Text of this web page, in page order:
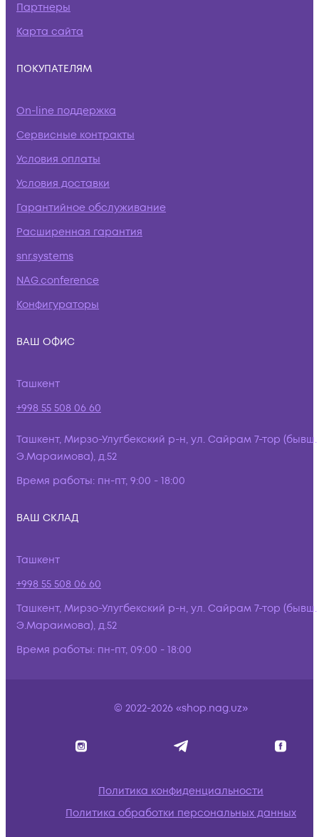
Партнеры
Карта сайта
ПОКУПАТЕЛЯМ
On-line поддержка
Сервисные контракты
Условия оплаты
Условия доставки
Гарантийное обслуживание
Расширенная гарантия
snr.systems
NAG.conference
Конфигураторы
ВАШ ОФИС
Ташкент
+998 55 508 06 60
Ташкент, Мирзо-Улугбекский р-н, ул. Сайрам 7-тор (бывш.
Э.Мараимова), д.52
Время работы: пн-пт, 9:00 - 18:00
ВАШ СКЛАД
Ташкент
+998 55 508 06 60
Ташкент, Мирзо-Улугбекский р-н, ул. Сайрам 7-тор (бывш.
Э.Мараимова), д.52
Время работы: пн-пт, 09:00 - 18:00
© 2022-2026 «shop.nag.uz»
Политика конфиденциальности
Политика обработки персональных данных